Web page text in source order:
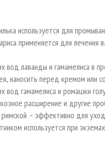
используется для
применяется для
вод лаванды и гамамелиса в
наносить перед кремом или
вод гамамелиса и ромашки
расширение и другие
римской – эффективно для
используется при